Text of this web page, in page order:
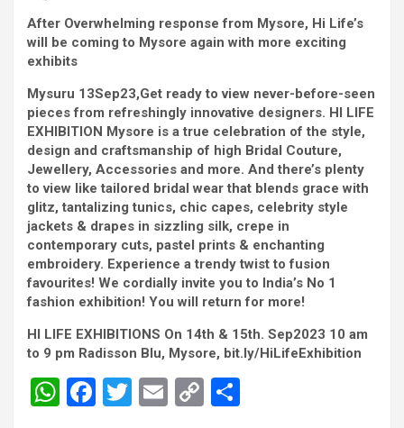
After Overwhelming response from Mysore, Hi Life’s
will be coming to Mysore again with more exciting
exhibits
Mysuru 13Sep23,Get ready to view never-before-seen
pieces from refreshingly innovative designers. HI LIFE
EXHIBITION Mysore is a true celebration of the style,
design and craftsmanship of high Bridal Couture,
Jewellery, Accessories and more. And there’s plenty
to view like tailored bridal wear that blends grace with
glitz, tantalizing tunics, chic capes, celebrity style
jackets & drapes in sizzling silk, crepe in
contemporary cuts, pastel prints & enchanting
embroidery. Experience a trendy twist to fusion
favourites! We cordially invite you to India’s No 1
fashion exhibition! You will return for more!
HI LIFE EXHIBITIONS On 14th & 15th. Sep2023 10 am
to 9 pm Radisson Blu, Mysore, bit.ly/HiLifeExhibition
W F
T
E
C